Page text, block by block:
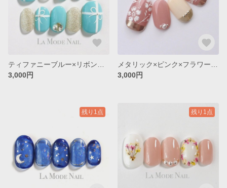
3,000円
3,000円
残り1点 残り1点